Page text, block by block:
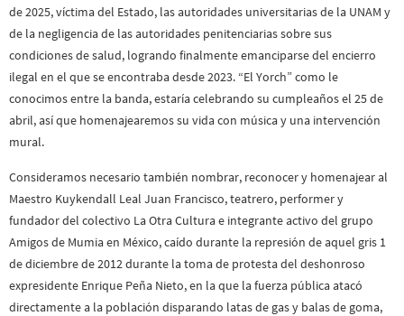
de 2025, víctima del Estado, las autoridades universitarias de la UNAM y
de la negligencia de las autoridades penitenciarias sobre sus
condiciones de salud, logrando finalmente emanciparse del encierro
ilegal en el que se encontraba desde 2023. “El Yorch” como le
conocimos entre la banda, estaría celebrando su cumpleaños el 25 de
abril, así que homenajearemos su vida con música y una intervención
mural.
Consideramos necesario también nombrar, reconocer y homenajear al
Maestro Kuykendall Leal Juan Francisco, teatrero, performer y
fundador del colectivo La Otra Cultura e integrante activo del grupo
Amigos de Mumia en México, caído durante la represión de aquel gris 1
de diciembre de 2012 durante la toma de protesta del deshonroso
expresidente Enrique Peña Nieto, en la que la fuerza pública atacó
directamente a la población disparando latas de gas y balas de goma,